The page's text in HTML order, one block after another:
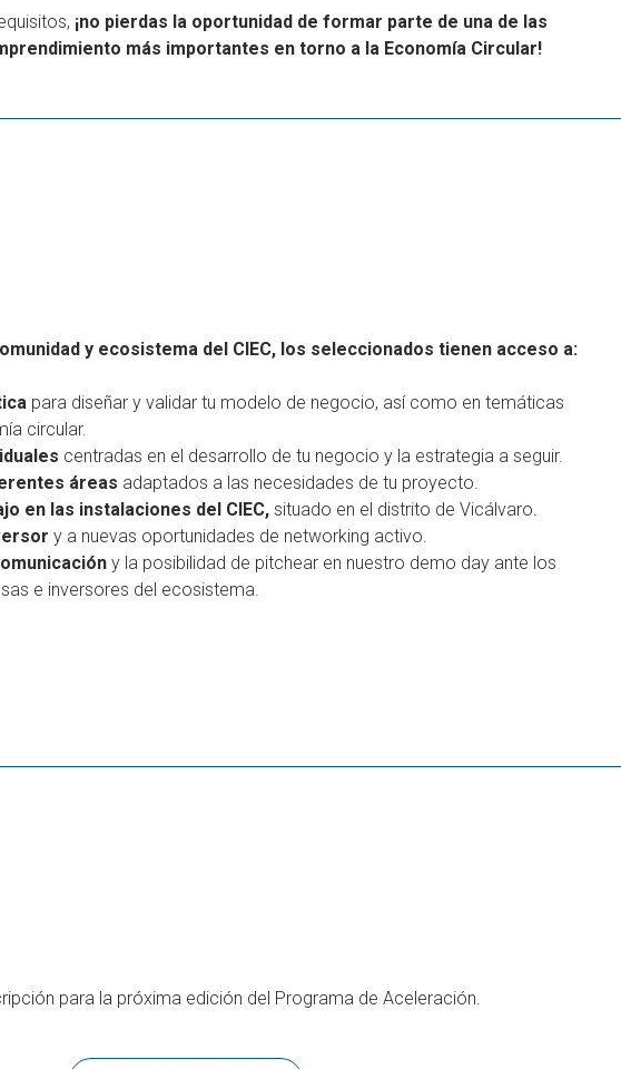
¡no pierdas la oportunidad de formar parte de una de las
más importantes en torno a la Economía Circular!
y ecosistema del CIEC, los seleccionados tienen acceso a:
para diseñar y validar tu modelo de negocio, así como en temáticas
circular.
centradas en el desarrollo de tu negocio y la estrategia a seguir.
áreas adaptados a las necesidades de tu proyecto.
en las instalaciones del CIEC, situado en el distrito de Vicálvaro.
y a nuevas oportunidades de networking activo.
y la posibilidad de pitchear en nuestro demo day ante los
e inversores del ecosistema.
para la próxima edición del Programa de Aceleración.